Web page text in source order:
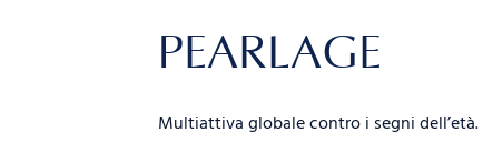
PEARLAGE
Multiattiva globale contro i segni dell’età.